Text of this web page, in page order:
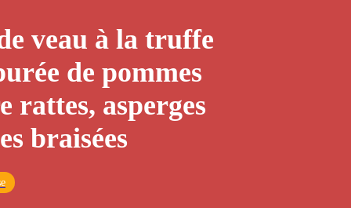
veau à la truffe
de pommes
rattes, asperges
braisées